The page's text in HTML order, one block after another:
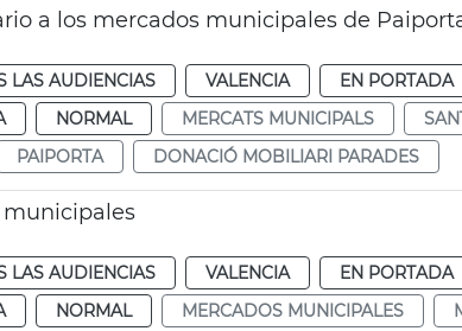
a los mercados municipales de
LAS AUDIENCIAS VALENCIA
EN PORTADA
NORMAL MERCATS MUNICIPALS
PAIPORTA DONACIÓ MOBILIARI PARADES
municipales
LAS AUDIENCIAS VALENCIA
EN PORTADA
NORMAL MERCADOS MUNICIPALES